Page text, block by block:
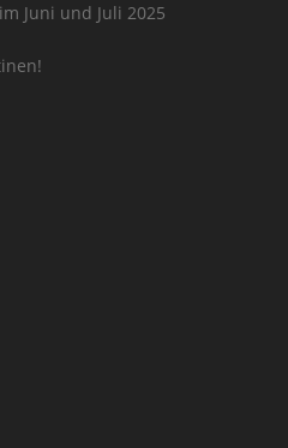
Juni und Juli 2025